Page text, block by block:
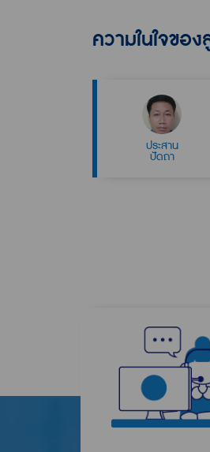
ความในใจขอ
ประสาน
ปัดถา